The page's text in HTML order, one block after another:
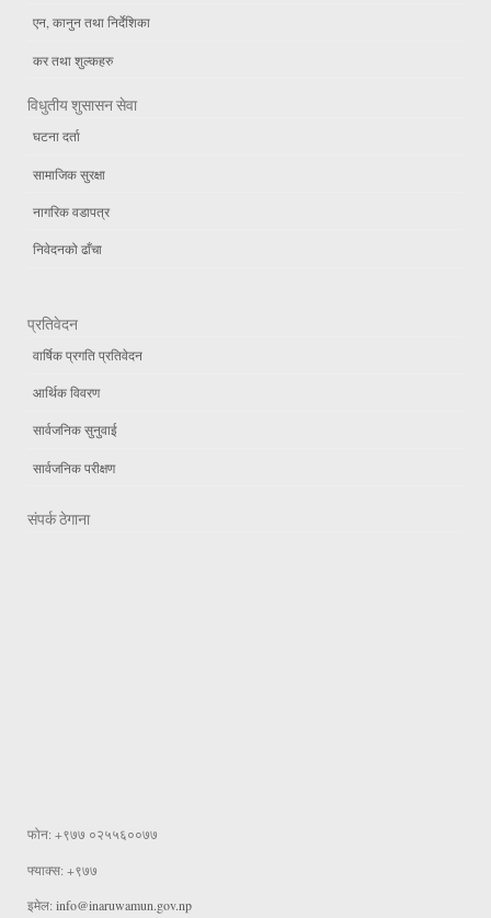
एन, कानुन तथा निर्देशिका
कर तथा शुल्कहरु
विधुतीय शुसासन सेवा
घटना दर्ता
सामाजिक सुरक्षा
नागरिक वडापत्र
निवेदनको ढाँचा
प्रतिवेदन
वार्षिक प्रगति प्रतिवेदन
आर्थिक विवरण
सार्वजनिक सुनुवाई
सार्वजनिक परीक्षण
संपर्क ठेगाना
फोन: +९७७ ०२५५६००७७
फ्याक्स: +९७७
इमेल: info@inaruwamun.gov.np